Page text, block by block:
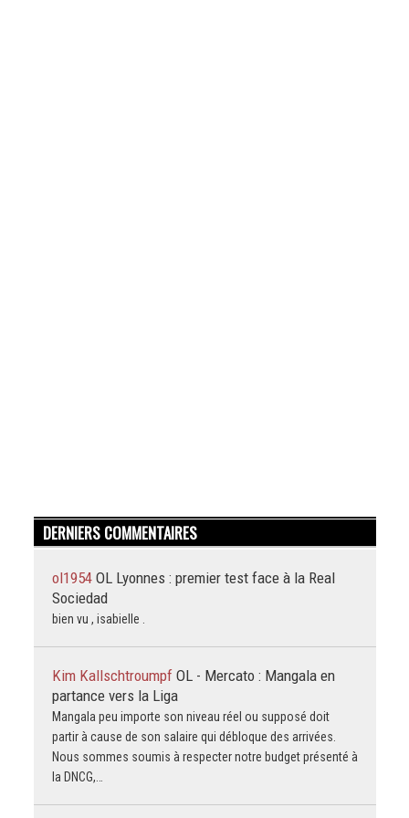
DERNIERS COMMENTAIRES
ol1954 OL Lyonnes : premier test face à la Real
Sociedad
bien vu , isabielle .
Kim Kallschtroumpf OL - Mercato : Mangala en
partance vers la Liga
Mangala peu importe son niveau réel ou supposé doit
partir à cause de son salaire qui débloque des arrivées.
Nous sommes soumis à respecter notre budget présenté à
la DNCG,…